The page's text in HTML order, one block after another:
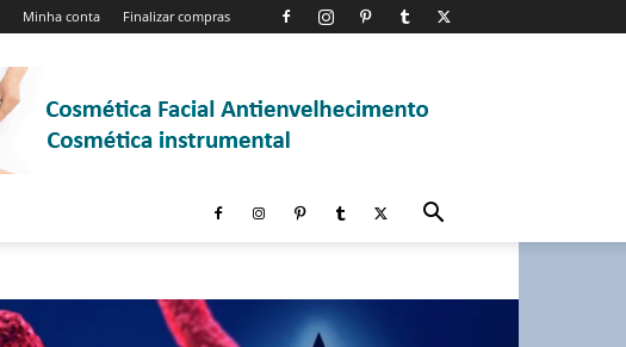
Minha conta Finalizar compras